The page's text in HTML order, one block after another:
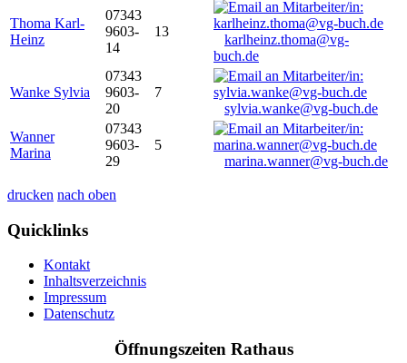
Thoma Karl-
Heinz
07343
9603-
14
13
karlheinz.thoma@vg-
buch.de
Wanke Sylvia
07343
9603-
20
7
sylvia.wanke@vg-buch.de
Wanner
Marina
07343
9603-
29
5
marina.wanner@vg-buch.de
drucken nach oben
Quicklinks
Kontakt
Inhaltsverzeichnis
Impressum
Datenschutz
Öffnungszeiten Rathaus